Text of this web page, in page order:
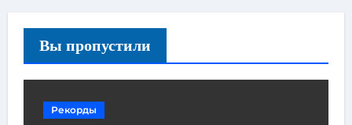
Вы пропустили
Рекорды